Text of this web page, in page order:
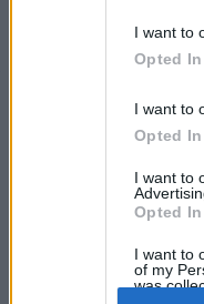
I want to
Opted In
I want to
Opted In
I want to
Opted In
I want to
of my
was